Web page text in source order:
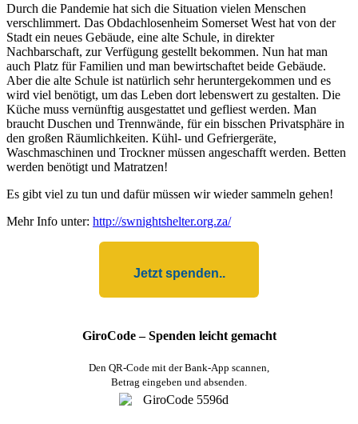
Durch die Pandemie hat sich die Situation vielen Menschen
verschlimmert. Das Obdachlosenheim Somerset West hat von der
Stadt ein neues Gebäude, eine alte Schule, in direkter
Nachbarschaft, zur Verfügung gestellt bekommen. Nun hat man
auch Platz für Familien und man bewirtschaftet beide Gebäude.
Aber die alte Schule ist natürlich sehr heruntergekommen und es
wird viel benötigt, um das Leben dort lebenswert zu gestalten. Die
Küche muss vernünftig ausgestattet und gefliest werden. Man
braucht Duschen und Trennwände, für ein bisschen Privatsphäre in
den großen Räumlichkeiten. Kühl- und Gefriergeräte,
Waschmaschinen und Trockner müssen angeschafft werden. Betten
werden benötigt und Matratzen!
Es gibt viel zu tun und dafür müssen wir wieder sammeln gehen!
Mehr Info unter: http://swnightshelter.org.za/
Jetzt spenden..
GiroCode – Spenden leicht gemacht
Den QR-Code mit der Bank-App scannen,
Betrag eingeben und absenden.